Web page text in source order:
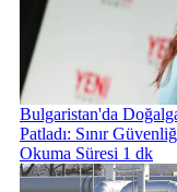
Bulgaristan'da
Patladı: Sınır
Okuma Süresi 1 dk